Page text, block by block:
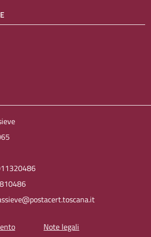
pagina
Note legali